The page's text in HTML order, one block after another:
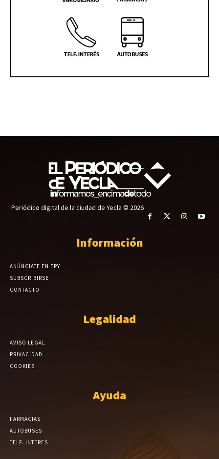
Periódico digital de la ciudad de Yecla © 2026
Información
ANÚNCIATE EN EPY
SUBSCRIBIRSE
CONTACTO
Legalidad
AVISO LEGAL
PRIVACIDAD
COOKIES
Ayuda
FARMACIAS
AUTOBUSES
TELF. INTERES